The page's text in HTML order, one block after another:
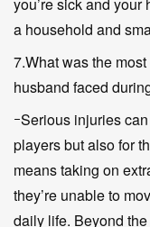
a household and
7.What was the
husband faced
ｰSerious injuries
players but also for
means taking on
they’re unable to
daily life. Beyond